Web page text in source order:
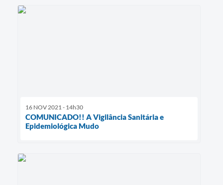
16 NOV 2021 - 14h30
COMUNICADO!! A Vigilância Sanitária e
Epidemiológica Mudo